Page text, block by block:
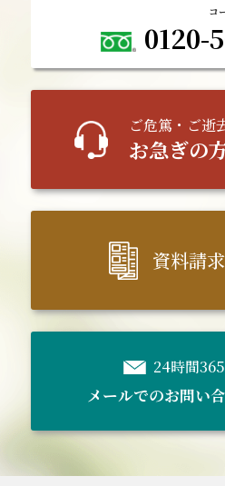
0120-
ご危篤 ・ご逝
お急ぎの
資料請
24時間
メールでのお問い